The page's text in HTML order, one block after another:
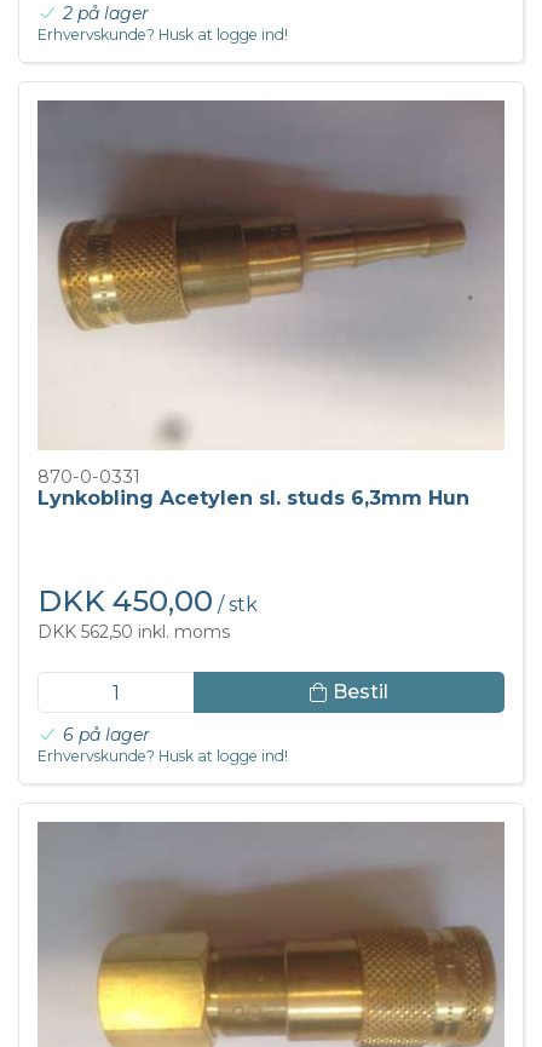
2 på lager
Erhvervskunde? Husk at logge ind!
870-0-0331
Lynkobling Acetylen sl. studs 6,3mm Hun
DKK 450,00 / stk
DKK 562,50 inkl. moms
Bestil
6 på lager
Erhvervskunde? Husk at logge ind!